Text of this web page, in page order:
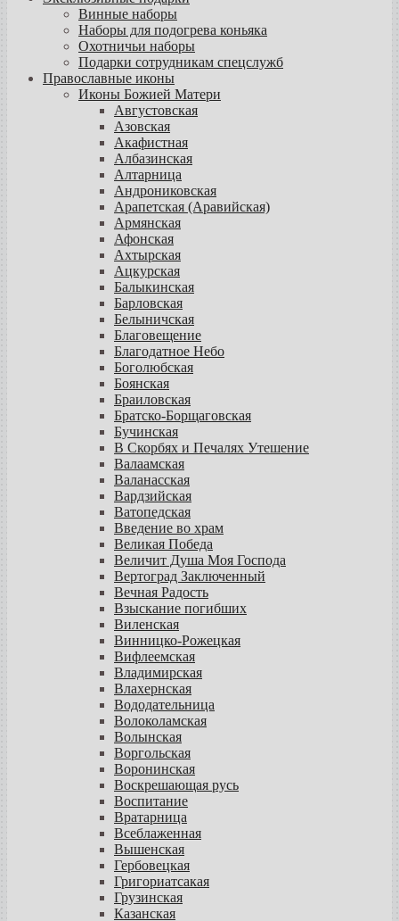
Винные наборы
Наборы для подогрева коньяка
Охотничьи наборы
Подарки сотрудникам спецслужб
Православные иконы
Иконы Божией Матери
Августовская
Азовская
Акафистная
Албазинская
Алтарница
Андрониковская
Арапетская (Аравийская)
Армянская
Афонская
Ахтырская
Ацкурская
Балыкинская
Барловская
Белыничская
Благовещение
Благодатное Небо
Боголюбская
Боянская
Браиловская
Братско-Борщаговская
Бучинская
В Скорбях и Печалях Утешение
Валаамская
Валанасская
Вардзийская
Ватопедская
Введение во храм
Великая Победа
Величит Душа Моя Господа
Вертоград Заключенный
Вечная Радость
Взыскание погибших
Виленская
Винницко-Рожецкая
Вифлеемская
Владимирская
Влахернская
Вододательница
Волоколамская
Волынская
Воргольская
Воронинская
Воскрешающая русь
Воспитание
Вратарница
Всеблаженная
Вышенская
Гербовецкая
Григориатсакая
Грузинская
Казанская